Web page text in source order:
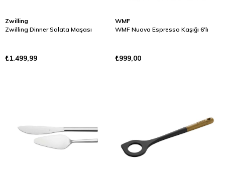
Zwilling
Zwilling Dinner Salata Maşası
₺1.499,99
WMF
WMF Nuova Espresso Kaşığı 6'lı
₺999,00